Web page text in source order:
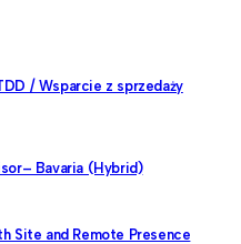
/ Wsparcie z sprzedaży
Bavaria (Hybrid)
Site and Remote Presence